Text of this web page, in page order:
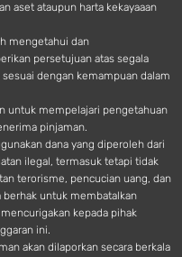
aset ataupun harta kekayaaan
mengetahui dan
persetujuan atas segala
dengan kemampuan dalam
untuk mempelajari pengetahuan
pinjaman.
dana yang diperoleh dari
ilegal, termasuk tetapi tidak
terorisme, pencucian uang, dan
berhak untuk membatalkan
kepada pihak
ini.
akan dilaporkan secara berkala